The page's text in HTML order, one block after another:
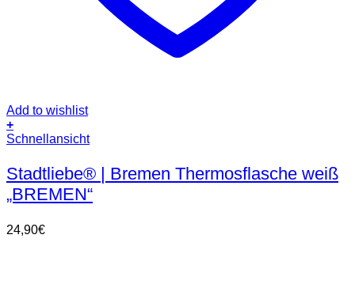
Add to wishlist
+
Schnellansicht
Stadtliebe® | Bremen Thermosflasche weiß
„BREMEN“
24,90€